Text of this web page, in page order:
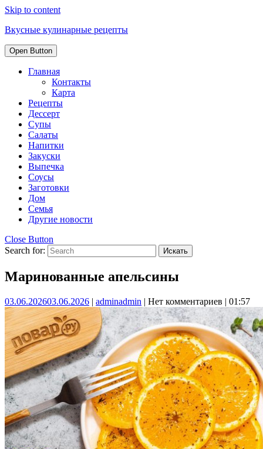
Skip to content
Вкусные кулинарные рецепты
Open Button
Главная
Контакты
Карта
Рецепты
Дессерт
Супы
Салаты
Напитки
Закуски
Выпечка
Соусы
Заготовки
Дом
Семья
Другие новости
Close Button
Search for:
Маринованные апельсины
03.06.202603.06.2026 | adminadmin | Нет комментариев | 01:57